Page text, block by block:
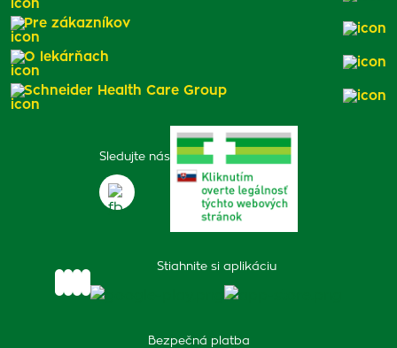
Sledujte nás
Stiahnite si aplikáciu
Bezpečná platba
Pre zákazníkov
O lekárňach
Schneider Health Care Group